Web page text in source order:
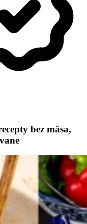
bez mäsa,